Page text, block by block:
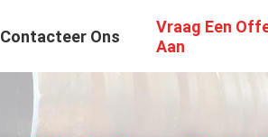
Contacteer Ons
Vraag Een
Aan